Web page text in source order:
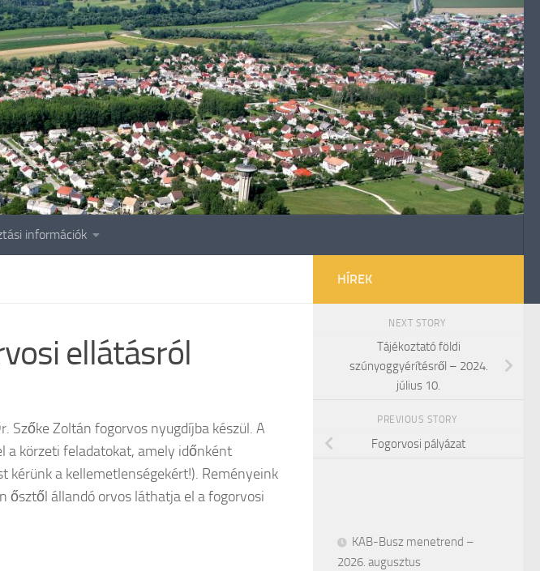
információk
ellátásról
Szőke Zoltán fogorvos nyugdíjba készül. A
a körzeti feladatokat, amely időnként
kérünk a kellemetlenségekért!). Reményeink
ősztől állandó orvos láthatja el a fogorvosi
HÍREK
NEXT STORY
Tájékoztató földi
szúnyoggyérítésről – 2024.
július 10.
PREVIOUS STORY
Fogorvosi pályázat
KAB-Busz menetrend –
2026. augusztus